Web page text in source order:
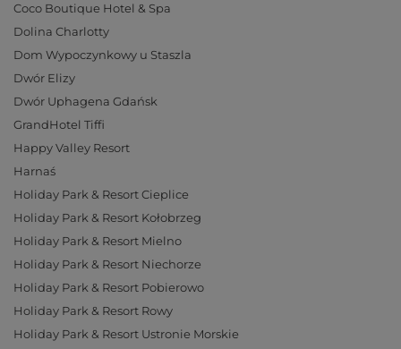
Coco Boutique Hotel & Spa
Dolina Charlotty
Dom Wypoczynkowy u Staszla
Dwór Elizy
Dwór Uphagena Gdańsk
GrandHotel Tiffi
Happy Valley Resort
Harnaś
Holiday Park & Resort Cieplice
Holiday Park & Resort Kołobrzeg
Holiday Park & Resort Mielno
Holiday Park & Resort Niechorze
Holiday Park & Resort Pobierowo
Holiday Park & Resort Rowy
Holiday Park & Resort Ustronie Morskie